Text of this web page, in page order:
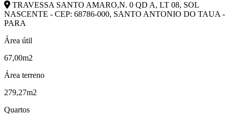
TRAVESSA SANTO AMARO,N. 0 QD A, LT 08, SOL
NASCENTE - CEP: 68786-000, SANTO ANTONIO DO TAUA -
PARA
Área útil
67,00m2
Área terreno
279,27m2
Quartos